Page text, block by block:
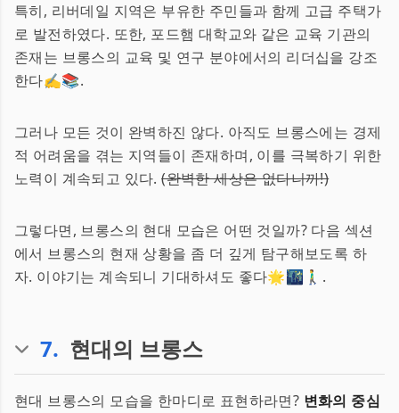
특히, 리버데일 지역은 부유한 주민들과 함께 고급 주택가
로 발전하였다. 또한, 포드햄 대학교와 같은 교육 기관의
존재는 브롱스의 교육 및 연구 분야에서의 리더십을 강조
한다✍📚.
그러나 모든 것이 완벽하진 않다. 아직도 브롱스에는 경제
적 어려움을 겪는 지역들이 존재하며, 이를 극복하기 위한
노력이 계속되고 있다.(완벽한 세상은 없다니까!)
그렇다면, 브롱스의 현대 모습은 어떤 것일까? 다음 섹션
에서 브롱스의 현재 상황을 좀 더 깊게 탐구해보도록 하
자. 이야기는 계속되니 기대하셔도 좋다🌟🌃🚶‍♂️.
7. 현대의 브롱스
현대 브롱스의 모습을 한마디로 표현하라면? 변화의 중심